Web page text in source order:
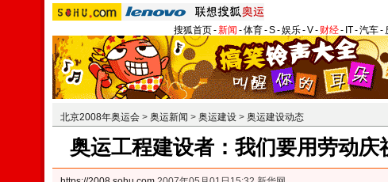
搜狐首页-新闻 -体育-S-娱乐-V- 财经- IT-汽车-
北京2008年奥运会 > 奥运新闻 > 奥运建设 > 奥运建设动态
奥运工程建设者：我们要用劳动庆